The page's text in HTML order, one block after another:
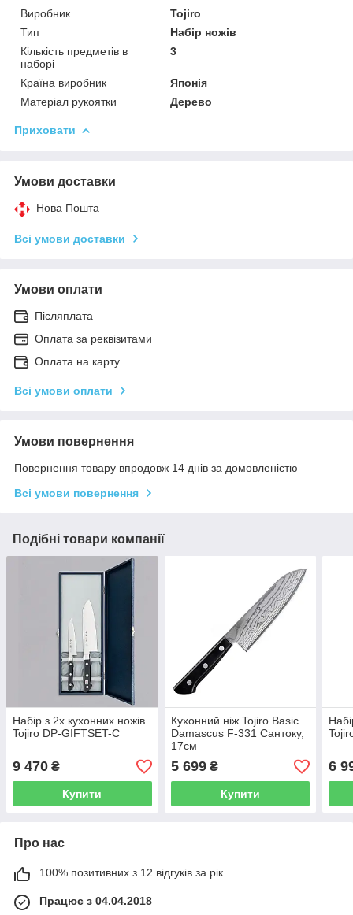
Виробник
Tojiro
Тип
Набір ножів
Кількість предметів в
наборі
3
Країна виробник
Японія
Матеріал рукоятки
Дерево
Приховати
Умови доставки
Нова Пошта
Всі умови доставки
Умови оплати
Післяплата
Оплата за реквізитами
Оплата на карту
Всі умови оплати
Умови повернення
Повернення товару впродовж 14 днів за домовленістю
Всі умови повернення
Подібні товари компанії
Набір з 2х кухонних ножів
Tojiro DP-GIFTSET-C
9 470 ₴
Купити
Кухонний ніж Tojiro Basic
Damascus F-331 Сантоку,
17см
5 699₴
Купити
6
Про нас
100% позитивних з 12 відгуків за рік
Працює з 04.04.2018